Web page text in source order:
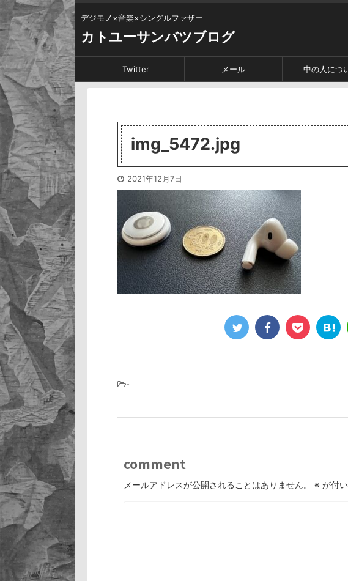
デジモノ×音楽×シングルファザー
カトユーサンバツブログ
Twitter メール 中の人につ
img_5472.jpg
2021年12月7日
-
comment
メールアドレスが公開されることはありません。 ※ が付